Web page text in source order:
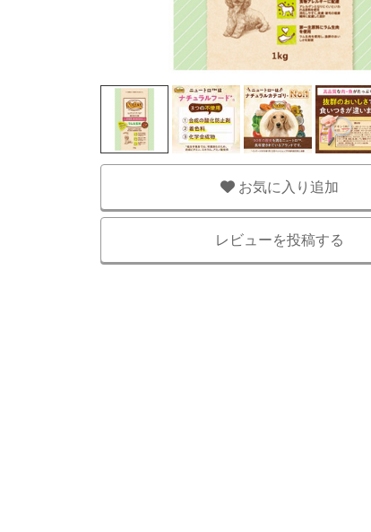
お気に入り追加
レビューを投稿する